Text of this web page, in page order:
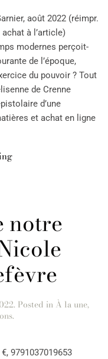
août 2022 (réimpr.
achat à l’article)
modernes perçoit-
de l’époque,
du pouvoir ? Tout
de Crenne
d’une
et achat en ligne
notre
. Posted in À la une,
.
9791037019653